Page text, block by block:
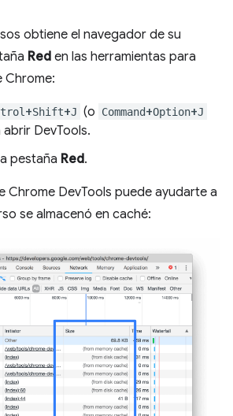
obtiene el navegador de su
Red en las herramientas para
Chrome:
+Shift+J (o Command+Option+J
DevTools.
pestaña Red.
Chrome DevTools puede ayudarte a
se almacenó en caché: